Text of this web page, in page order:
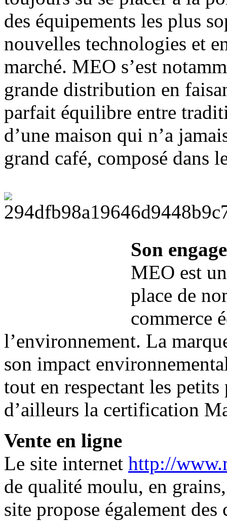
des équipements les plus
nouvelles technologies et
marché. MEO s’est
grande distribution en
parfait équilibre entre
d’une maison qui n’a
grand café, composé dans
Son
MEO est
place de
commerce
l’environnement. La
son impact
tout en respectant les
d’ailleurs la certification
Vente en ligne
Le site internet http://
de qualité moulu, en
site propose également des